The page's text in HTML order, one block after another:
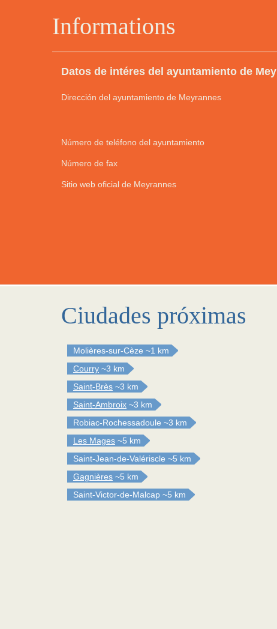
Informations
Datos de intéres del ayuntamiento de
Dirección del ayuntamiento de Meyrannes
Número de teléfono del ayuntamiento
Número de fax
Sitio web oficial de Meyrannes
Ciudades próximas
Molières-sur-Cèze ~1 km
Courry ~3 km
Saint-Brès ~3 km
Saint-Ambroix ~3 km
Robiac-Rochessadoule ~3 km
Les Mages ~5 km
Saint-Jean-de-Valériscle ~5 km
Gagnières ~5 km
Saint-Victor-de-Malcap ~5 km